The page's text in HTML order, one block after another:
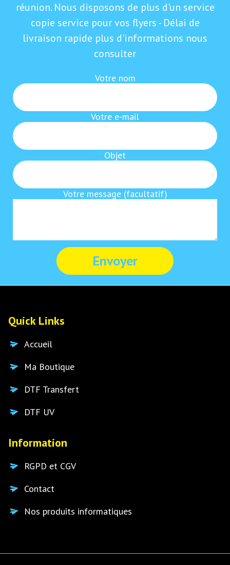
réunion. Nous disposons de plus d'un service
copie service pour vos flyers - Délai de
livraison rapide plus d'informations nous
consulter
Votre nom
Votre e-mail
Objet
Votre message (facultatif)
Quick Links
Accueil
Ma Boutique
DTF Transfert
DTF UV
Information
RGPD et CGV
Contact
Nos produits informatiques